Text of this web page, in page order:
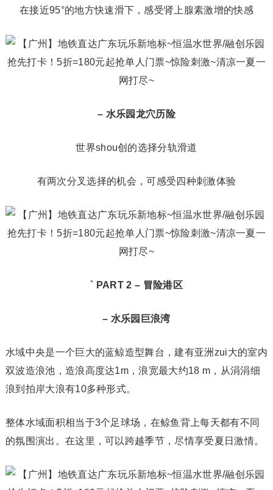
在接近95°的地方快速滑下，感受肾上腺素激增的快感
– 水乐园龙穴历险
世界shou创的选择分轨滑道
有两次分叉选择的机会，可感受四种刺激体验
` PART 2 – 冒险港区
– 水乐园巨浪湾
水域中央是一个巨大的蓝鲸造型舞台，建有亚洲zui大的室内
双波造浪池，造浪高度达1m，浪宽最大约18 m，从涓涓细
浪到拍岸大浪有10多种形式。
整体水域面积相当于3个足球场，在鲸鱼背上每天都有不同
的氛围演出。在这里，可以跨越季节，尽情享受夏日激情。